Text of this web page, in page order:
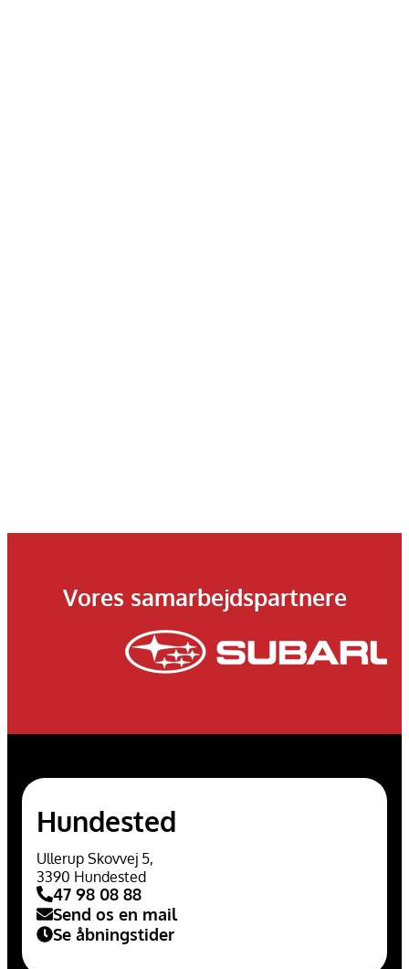
Vores samarbejdspartnere
Hundested
Ullerup Skovvej 5,
3390 Hundested
47 98 08 88
Send os en mail
Se åbningstider